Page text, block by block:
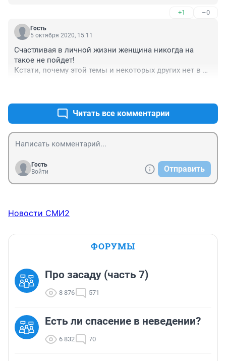
Если кому-то вдруг интересны мотивы подобных
поступков, рекомендую на досуге послушать лекции
профессора Стендфордского университета Роберта
Сапольски «Биология поведения человека», которые
есть в открытом доступе на ютубе.
+1 –0
Гость
5 октября 2020, 15:11
Счастливая в личной жизни женщина никогда на
такое не пойдет!
Кстати, почему этой темы и некоторых других нет в
Читать все комментарии
Гость
Войти
Отправить
Новости СМИ2
ФОРУМЫ
Про засаду (часть 7)
8 876 571
Есть ли спасение в неведении?
6 832 70